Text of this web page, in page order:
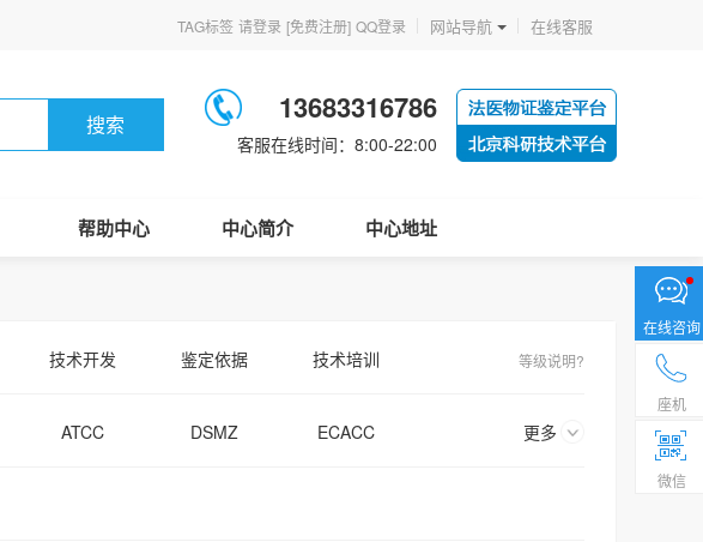
TAG标签 请登录 [免费注册] QQ登录 网站导航 在线客服
搜索 13683316786
客服在线时间：8:00-22:00
帮助中心 中心简介 中心地址
技术开发 鉴定依据 技术培训 等级说明?
ATCC DSMZ ECACC 更多
在线咨询
座机
微信